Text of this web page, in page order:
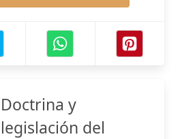
Doctrina y
legislación del